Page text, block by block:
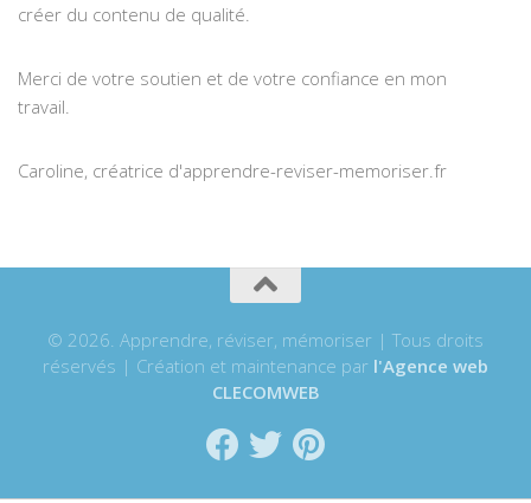
créer du contenu de qualité.
Merci de votre soutien et de votre confiance en mon
travail.
Caroline, créatrice d'apprendre-reviser-memoriser.fr
© 2026. Apprendre, réviser, mémoriser | Tous droits
réservés | Création et maintenance par l'Agence web
CLECOMWEB